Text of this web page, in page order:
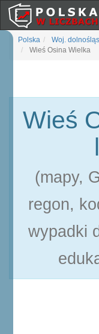
Polska Woj.
Wieś Osina Wielka
Wieś
(mapy,
regon,
wypadki